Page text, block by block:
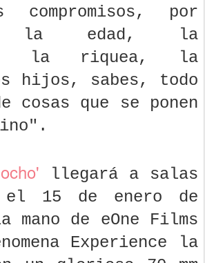
compromisos, por
la edad, la
la riquea, la
hijos, sabes, todo
cosas que se ponen
llegará a salas
el 15 de enero de
mano de eOne Films
Experience la